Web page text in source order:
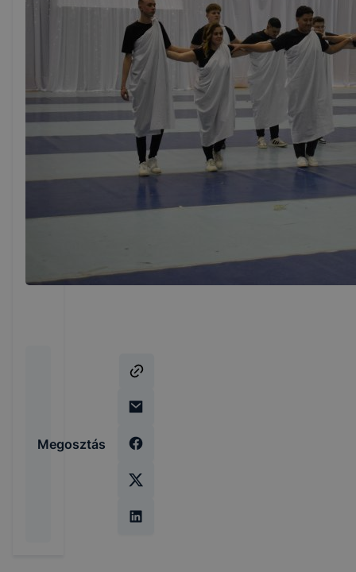
Megosztás